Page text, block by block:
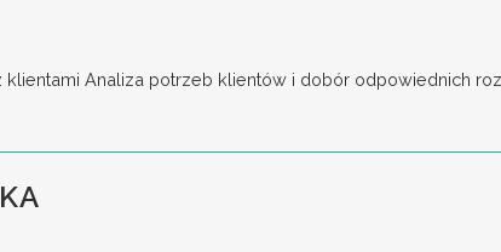
Analiza potrzeb klientów i dobór odpowiednich